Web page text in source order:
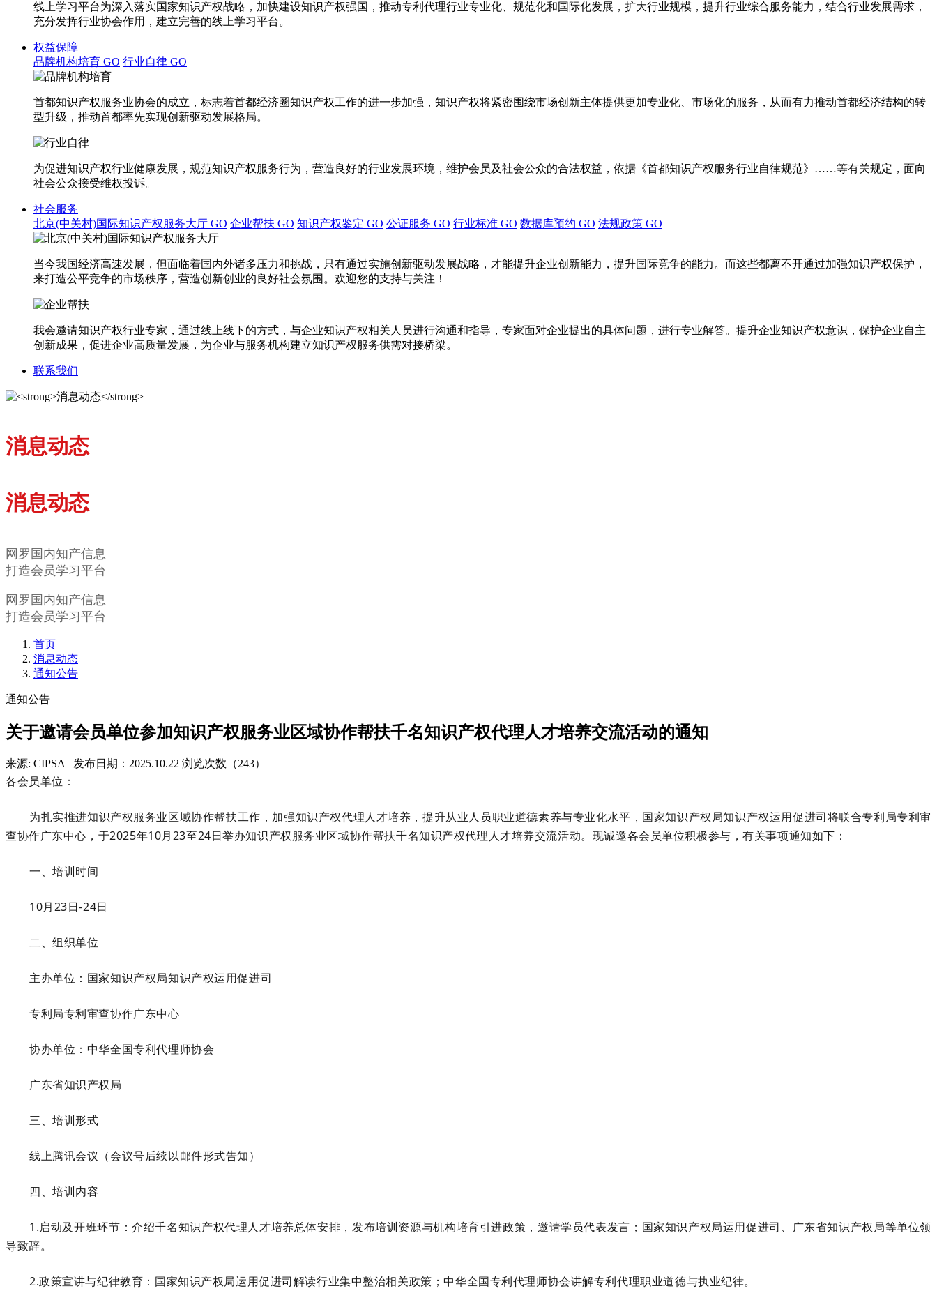
线上学习平台为深入落实国家知识产权战略，加快建设知识产权强国，推动专利代理行业专业化、规范化和国际化发展，扩大行业规模，提升行业综合服务能力，结合行业发展需求，
充分发挥行业协会作用，建立完善的线上学习平台。
权益保障
品牌机构培育 GO 行业自律 GO
首都知识产权服务业协会的成立，标志着首都经济圈知识产权工作的进一步加强，知识产权将紧密围绕市场创新主体提供更加专业化、市场化的服务，从而有力推动首都经济结构的转
型升级，推动首都率先实现创新驱动发展格局。
为促进知识产权行业健康发展，规范知识产权服务行为，营造良好的行业发展环境，维护会员及社会公众的合法权益，依据《首都知识产权服务行业自律规范》……等有关规定，面向
社会公众接受维权投诉。
社会服务
北京(中关村)国际知识产权服务大厅 GO 企业帮扶 GO 知识产权鉴定 GO 公证服务 GO 行业标准 GO 数据库预约 GO 法规政策 GO
当今我国经济高速发展，但面临着国内外诸多压力和挑战，只有通过实施创新驱动发展战略，才能提升企业创新能力，提升国际竞争的能力。而这些都离不开通过加强知识产权保护，
来打造公平竞争的市场秩序，营造创新创业的良好社会氛围。欢迎您的支持与关注！
我会邀请知识产权行业专家，通过线上线下的方式，与企业知识产权相关人员进行沟通和指导，专家面对企业提出的具体问题，进行专业解答。提升企业知识产权意识，保护企业自主
创新成果，促进企业高质量发展，为企业与服务机构建立知识产权服务供需对接桥梁。
联系我们
消息动态
消息动态
网罗国内知产信息
打造会员学习平台
网罗国内知产信息
打造会员学习平台
首页
消息动态
通知公告
通知公告
关于邀请会员单位参加知识产权服务业区域协作帮扶千名知识产权代理人才培养交流活动的通知
来源: CIPSA 发布日期：2025.10.22 浏览次数（243）
各会员单位：
为扎实推进知识产权服务业区域协作帮扶工作，加强知识产权代理人才培养，提升从业人员职业道德素养与专业化水平，国家知识产权局知识产权运用促进司将联合专利局专利审
查协作广东中心，于2025年10月23至24日举办知识产权服务业区域协作帮扶千名知识产权代理人才培养交流活动。现诚邀各会员单位积极参与 ，有关事项通知如下：
一、培训时间
10月23日-24日
二、组织单位
主办单位：国家知识产权局知识产权运用促进司
专利局专利审查协作广东中心
协办单位：中华全国专利代理师协会
广东省知识产权局
三、培训形式
线上腾讯会议（会议号后续以邮件形式告知）
四、培训内容
1 .启动及开班环节：介绍千名知识产权代理人才培养总体安排，发布培训资源与机构培育引进政策，邀请学员代表发言；国家知识产权局运用促进司、广东省知识产权局等单位领
导致辞。
2.政策宣讲与纪律教育：国家知识产权局运用促进司解读行业集中整治相关政策；中华全国专利代理师协会讲解专利代理职业道德与执业纪律。